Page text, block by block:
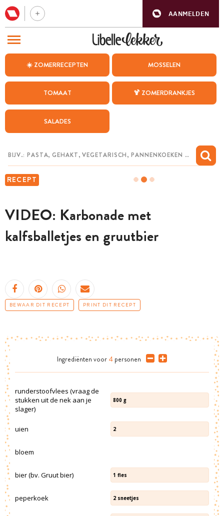
AANMELDEN
☀️ ZOMERRECEPTEN MOSSELEN
TOMAAT 🍹 ZOMERDRANKJES
SALADES
RECEPT
VIDEO: Karbonade met
kalfsballetjes en gruutbier
BEWAAR DIT RECEPT PRINT DIT RECEPT
Ingrediënten voor 4 personen
runderstoofvlees (vraag de
stukken uit de nek aan je
slager)
800 g
uien 2
bloem
bier (bv. Gruut bier) 1 fles
peperkoek 2 sneetjes
BEZOEK ONZE ANDERE WEBSITES
WEEKMENU
CHAT MET MAIA
MIJN BEWAARDE RECEPTEN